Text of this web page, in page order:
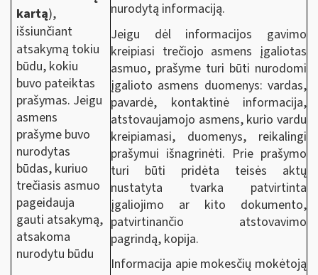
kartą),
išsiunčiant
atsakymą tokiu
būdu, kokiu
buvo pateiktas
prašymas. Jeigu
asmens
prašyme buvo
nurodytas
būdas, kuriuo
trečiasis asmuo
pageidauja
gauti atsakymą,
atsakoma
nurodytu būdu
nurodytą informaciją.
Jeigu dėl informacijos gavimo
kreipiasi trečiojo asmens įgaliotas
asmuo, prašyme turi būti nurodomi
įgalioto asmens duomenys: vardas,
pavardė, kontaktinė informacija,
atstovaujamojo asmens, kurio vardu
kreipiamasi, duomenys, reikalingi
prašymui išnagrinėti. Prie prašymo
turi būti pridėta teisės aktų
nustatyta tvarka patvirtinta
įgaliojimo ar kito dokumento,
patvirtinančio atstovavimo
pagrindą, kopija.
Informacija apie mokesčių mokėtoją